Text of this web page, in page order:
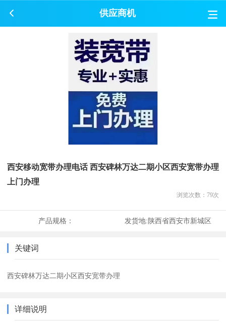
供应商机
西安移动宽带办理电话 西安碑林万达二期小区西安宽带办理
上门办理
浏览次数： 79次
产品规格： 发货地:陕西省西安市新城区
关键词
西安碑林万达二期小区西安宽带办理
详细说明